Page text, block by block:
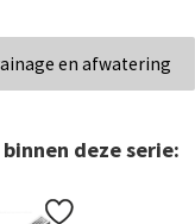
en afwatering
deze serie: